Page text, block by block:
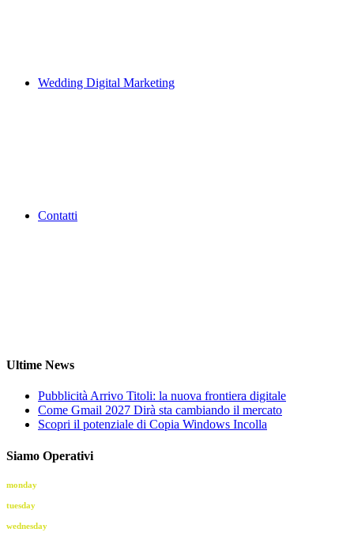
Wedding Digital Marketing
Contatti
Ultime News
Pubblicità Arrivo Titoli: la nuova frontiera digitale
Come Gmail 2027 Dirà sta cambiando il mercato
Scopri il potenziale di Copia Windows Incolla
Siamo Operativi
monday
tuesday
wednesday